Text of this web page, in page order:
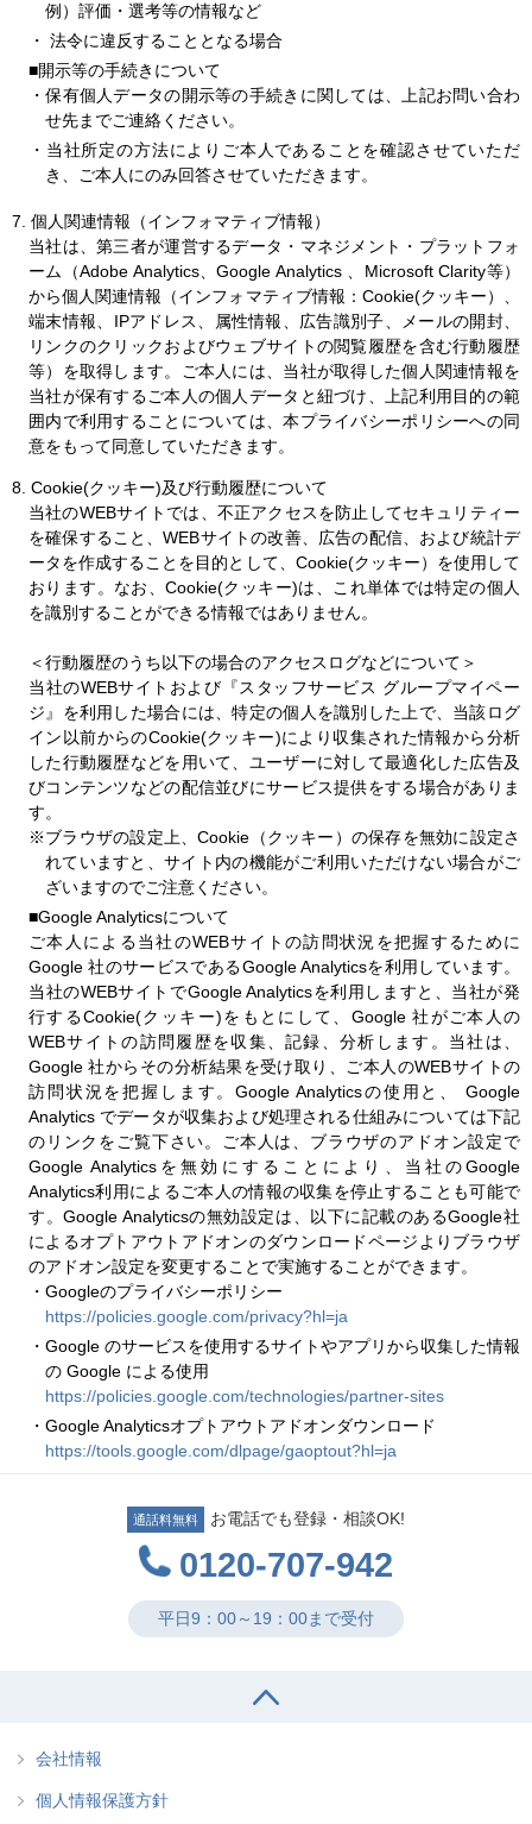
例）評価・選考等の情報など
・ 法令に違反することとなる場合
■開示等の手続きについて
・保有個人データの開示等の手続きに関しては、上記お問い合わ
せ先までご連絡ください。
・当社所定の方法によりご本人であることを確認させていただ
き、ご本人にのみ回答させていただきます。
7. 個人関連情報（インフォマティブ情報）
当社は、第三者が運営するデータ・マネジメント・プラットフォ
ーム（Adobe Analytics、Google Analytics 、Microsoft Clarity等）
から個人関連情報（インフォマティブ情報：Cookie(クッキー）、
端末情報、IPアドレス、属性情報、広告識別子、メールの開封、
リンクのクリックおよびウェブサイトの閲覧履歴を含む行動履歴
等）を取得します。ご本人には、当社が取得した個人関連情報を
当社が保有するご本人の個人データと紐づけ、上記利用目的の範
囲内で利用することについては、本プライバシーポリシーへの同
意をもって同意していただきます。
8. Cookie(クッキー)及び行動履歴について
当社のWEBサイトでは、不正アクセスを防止してセキュリティー
を確保すること、WEBサイトの改善、広告の配信、および統計デ
ータを作成することを目的として、Cookie(クッキー）を使用して
おります。なお、Cookie(クッキー)は、これ単体では特定の個人
を識別することができる情報ではありません。
＜行動履歴のうち以下の場合のアクセスログなどについて＞
当社のWEBサイトおよび『スタッフサービス グループマイペー
ジ』を利用した場合には、特定の個人を識別した上で、当該ログ
イン以前からのCookie(クッキー)により収集された情報から分析
した行動履歴などを用いて、ユーザーに対して最適化した広告及
びコンテンツなどの配信並びにサービス提供をする場合がありま
す。
※ブラウザの設定上、Cookie（クッキー）の保存を無効に設定さ
れていますと、サイト内の機能がご利用いただけない場合がご
ざいますのでご注意ください。
■Google Analyticsについて
ご本人による当社のWEBサイトの訪問状況を把握するために
Google 社のサービスであるGoogle Analyticsを利用しています。
当社のWEBサイトでGoogle Analyticsを利用しますと、当社が発
行するCookie(クッキー)をもとにして、Google 社がご本人の
WEBサイトの訪問履歴を収集、記録、分析します。当社は、
Google 社からその分析結果を受け取り、ご本人のWEBサイトの
訪問状況を把握します。Google Analyticsの使用と、 Google
Analytics でデータが収集および処理される仕組みについては下記
のリンクをご覧下さい。ご本人は、ブラウザのアドオン設定で
Google Analyticsを無効にすることにより、当社のGoogle
Analytics利用によるご本人の情報の収集を停止することも可能で
す。Google Analyticsの無効設定は、以下に記載のあるGoogle社
によるオプトアウトアドオンのダウンロードページよりブラウザ
のアドオン設定を変更することで実施することができます。
・Googleのプライバシーポリシー
https://policies.google.com/privacy?hl=ja
・Google のサービスを使用するサイトやアプリから収集した情報
の Google による使用
https://policies.google.com/technologies/partner-sites
・Google Analyticsオプトアウトアドオンダウンロード
https://tools.google.com/dlpage/gaoptout?hl=ja
通話料無料 お電話でも登録・相談OK!
0120-707-942
平日9：00～19：00まで受付
会社情報
個人情報保護方針